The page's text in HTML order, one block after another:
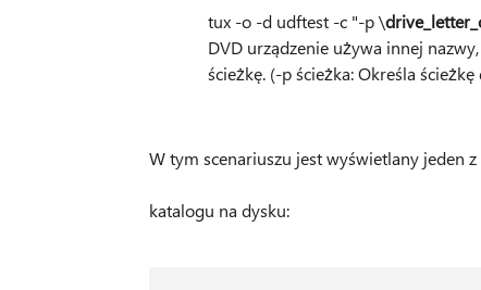
tux -o -d udftest -c "-p \
DVD urządzenie używa innej
ścieżkę. (-p ścieżka: Określa
W tym scenariuszu jest wyświetlany jeden
katalogu na dysku: